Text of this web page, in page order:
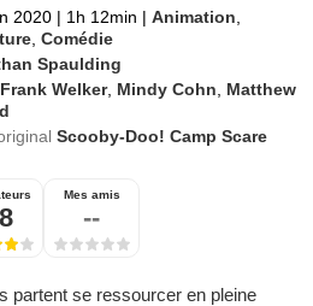
2020 | 1h 12min | Animation
,Comédie
Spaulding
Frank Welker, Mindy Cohn
Matthew
Scooby-Doo! Camp Scare
Mes amis
--
partent se ressourcer en pleine